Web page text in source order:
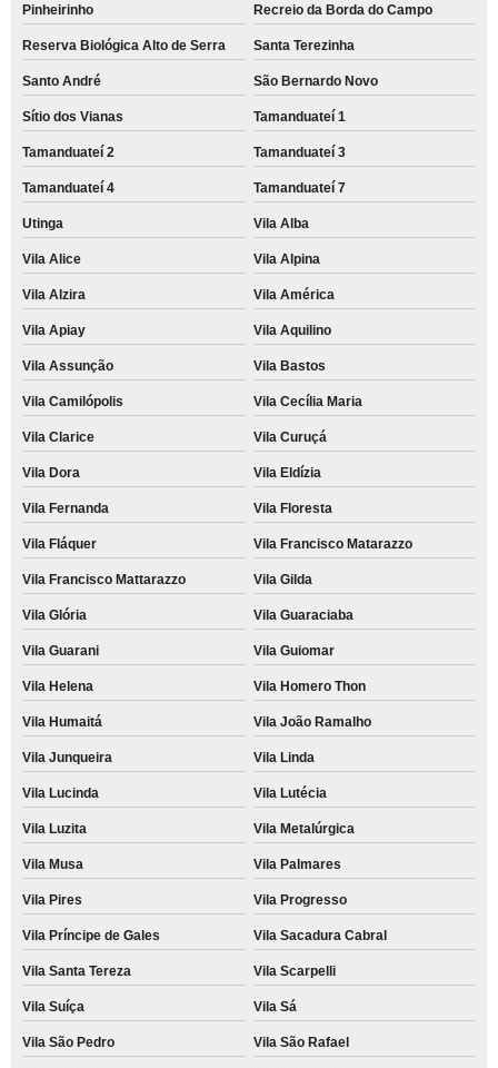
Pinheirinho Recreio da Borda do Campo
Reserva Biológica Alto de Serra Santa Terezinha
Santo André São Bernardo Novo
Sítio dos Vianas Tamanduateí 1
Tamanduateí 2 Tamanduateí 3
Tamanduateí 4 Tamanduateí 7
Utinga Vila Alba
Vila Alice Vila Alpina
Vila Alzira Vila América
Vila Apiay Vila Aquilino
Vila Assunção Vila Bastos
Vila Camilópolis Vila Cecília Maria
Vila Clarice Vila Curuçá
Vila Dora Vila Eldízia
Vila Fernanda Vila Floresta
Vila Fláquer Vila Francisco Matarazzo
Vila Francisco Mattarazzo Vila Gilda
Vila Glória Vila Guaraciaba
Vila Guarani Vila Guiomar
Vila Helena Vila Homero Thon
Vila Humaitá Vila João Ramalho
Vila Junqueira Vila Linda
Vila Lucinda Vila Lutécia
Vila Luzita Vila Metalúrgica
Vila Musa Vila Palmares
Vila Pires Vila Progresso
Vila Príncipe de Gales Vila Sacadura Cabral
Vila Santa Tereza Vila Scarpelli
Vila Suíça Vila Sá
Vila São Pedro Vila São Rafael